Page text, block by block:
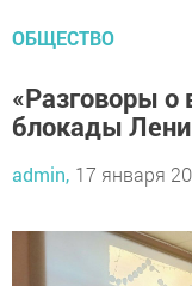
ОБЩЕСТВО
«Разговоры о
блокады
admin, 17 января